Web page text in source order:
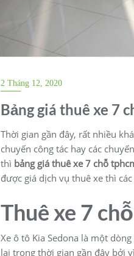
2 Tháng 12, 2020
Bảng giá thuê xe 7
Thời gian gần đây, rất nhiều
chuyến công tác hay các
thì bảng giá thuê xe 7 chỗ
được giá dịch vụ thuê xe thì
Thuê xe 7
Xe ô tô Kia Sedona là một
lại trong thời gian gần đây bởi